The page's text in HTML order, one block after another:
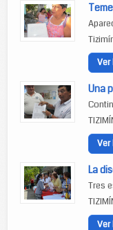
Una
La
Tres